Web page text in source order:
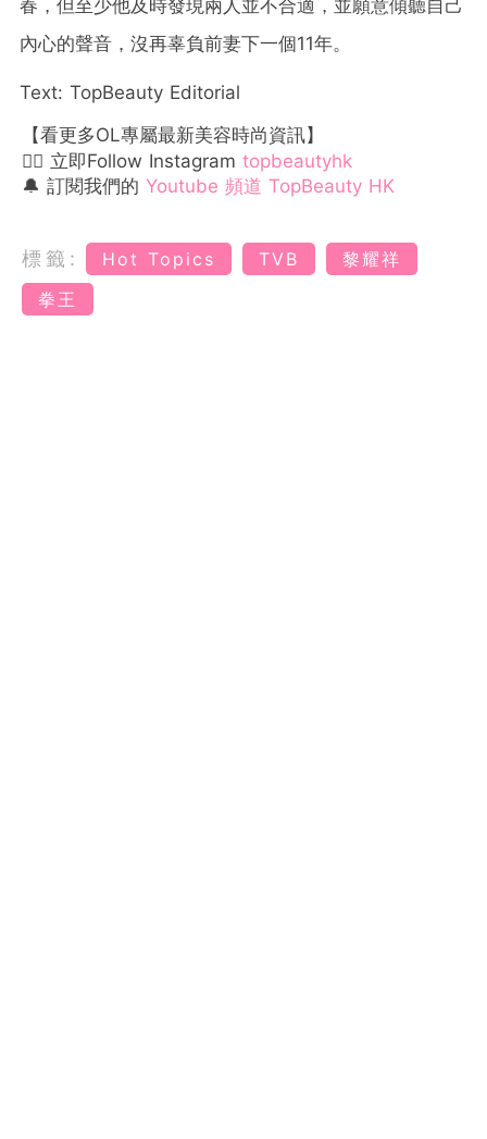
春，但至少他及時發現兩人並不合適，並願意傾聽自己
內心的聲音，沒再辜負前妻下一個11年。
Text: TopBeauty Editorial
【看更多OL專屬最新美容時尚資訊】
👉🏻 立即Follow Instagram topbeautyhk
🔔 訂閱我們的 Youtube 頻道 TopBeauty HK
標籤: Hot Topics TVB
黎耀祥
拳王